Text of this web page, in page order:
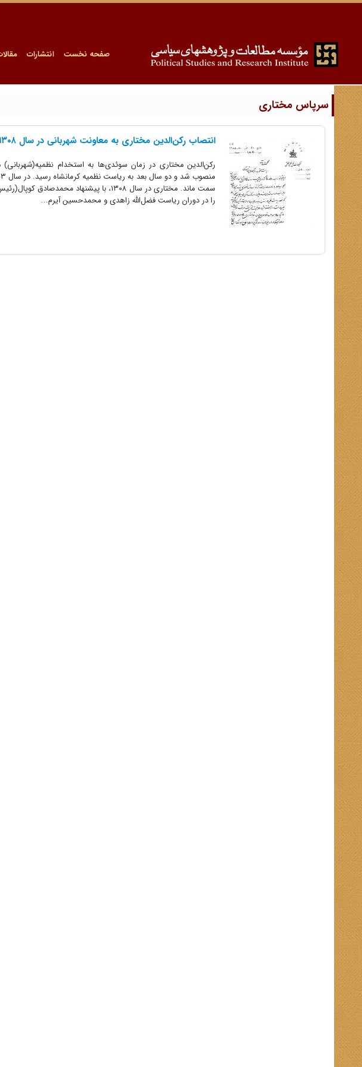
صفحه نخست انتشارات
سرپاس مختاری
انتصاب رکن‌الدین مختاری به معاونت شهربانی در سال ۱۳۰۸
سمت ماند. مختاری در سال ۱۳۰۸، با
را در دوران ریاست فضل‌الله زاهدی و محمدحسین آیرم...